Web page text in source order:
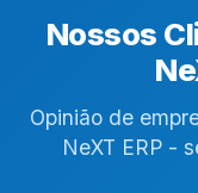
Nossos
Opinião de
NeXT ERP -